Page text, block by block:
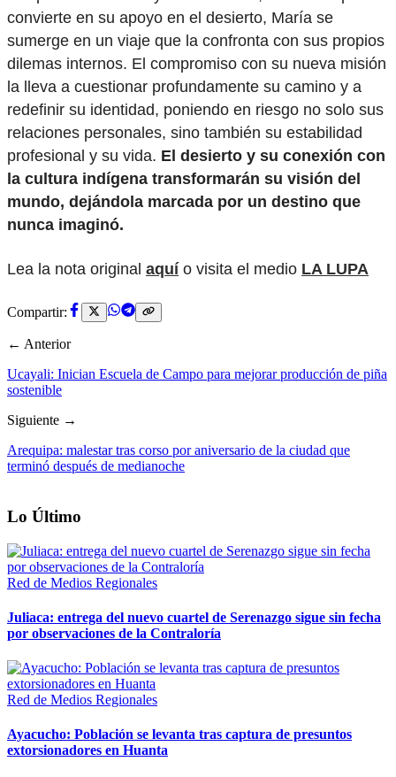
convierte en su apoyo en el desierto, María se
sumerge en un viaje que la confronta con sus propios
dilemas internos. El compromiso con su nueva misión
la lleva a cuestionar profundamente su camino y a
redefinir su identidad, poniendo en riesgo no solo sus
relaciones personales, sino también su estabilidad
profesional y su vida. El desierto y su conexión con
la cultura indígena transformarán su visión del
mundo, dejándola marcada por un destino que
nunca imaginó.
Lea la nota original aquí o visita el medio LA LUPA
Compartir:
← Anterior
Ucayali: Inician Escuela de Campo para mejorar producción de piña
sostenible
Siguiente →
Arequipa: malestar tras corso por aniversario de la ciudad que
terminó después de medianoche
Lo Último
Red de Medios Regionales
Juliaca: entrega del nuevo cuartel de Serenazgo sigue sin fecha
por observaciones de la Contraloría
Red de Medios Regionales
Ayacucho: Población se levanta tras captura de presuntos
extorsionadores en Huanta